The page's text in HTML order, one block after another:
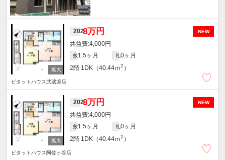
NEW
2028万円
4,000円
敷1.5ヶ月 礼0ヶ月
2階 1DK（40.44ｍ2 ）
ピタットハウス武蔵境店
NEW
2028万円
4,000円
敷1.5ヶ月 礼0ヶ月
2階 1DK（40.44ｍ2 ）
ピタットハウス阿佐ヶ谷店